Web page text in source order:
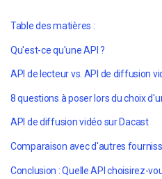
Table des matières :
Qu'est-ce qu'une API ?
API de lecteur vs. API de diffusion
8 questions à poser lors du choix
API de diffusion vidéo sur Dacast
Comparaison avec d'autres
Conclusion : Quelle API choisirez-